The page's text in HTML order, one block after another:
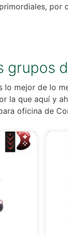
grupos
lo mejor de lo
la que aquí y
oficina de